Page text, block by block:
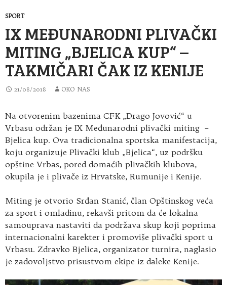
SPORT
IX MEĐUNARODNI PLIVAČKI
MITING „BJELICA KUP“ –
TAKMIČARI ČAK IZ KENIJE
21/08/2018 OKO NAS
Na otvorenim bazenima CFK „Drago Jovović“ u
Vrbasu održan je IX Međunarodni plivački miting –
Bjelica kup. Ova tradicionalna sportska manifestacija,
koju organizuje Plivački klub „Bjelica“, uz podršku
opštine Vrbas, pored domaćih plivačkih klubova,
okupila je i plivače iz Hrvatske, Rumunije i Kenije.
Miting je otvorio Srđan Stanić, član Opštinskog veća
za sport i omladinu, rekavši pritom da će lokalna
samouprava nastaviti da podržava skup koji poprima
internacionalni karekter i promoviše plivački sport u
Vrbasu. Zdravko Bjelica, organizator turnira, naglasio
je zadovoljstvo prisustvom ekipe iz daleke Kenije.